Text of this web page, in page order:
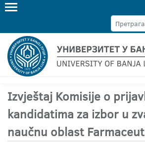
Izvještaj Komisije o
kandidatima za izbor u
naučnu oblast